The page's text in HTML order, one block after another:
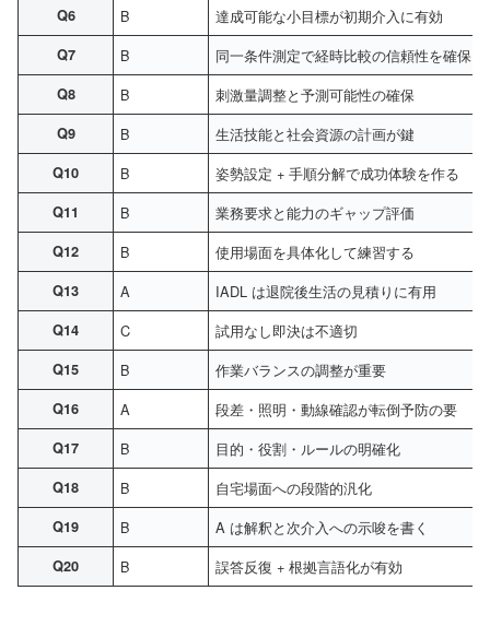
Q6 B 達成可能な小目標が初期介入に有効
Q7 B 同一条件測定で経時比較の信頼性を確保
Q8 B 刺激量調整と予測可能性の確保
Q9 B 生活技能と社会資源の計画が鍵
Q10 B 姿勢設定 + 手順分解で成功体験を作る
Q11 B 業務要求と能力のギャップ評価
Q12 B 使用場面を具体化して練習する
Q13 A IADL は退院後生活の見積りに有用
Q14 C 試用なし即決は不適切
Q15 B 作業バランスの調整が重要
Q16 A 段差・照明・動線確認が転倒予防の要
Q17 B 目的・役割・ルールの明確化
Q18 B 自宅場面への段階的汎化
Q19 B A は解釈と次介入への示唆を書く
Q20 B 誤答反復 + 根拠言語化が有効